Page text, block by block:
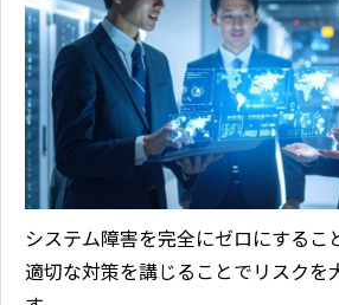
システム障害を完全にゼロにするこ
適切な対策を講じることでリスクを